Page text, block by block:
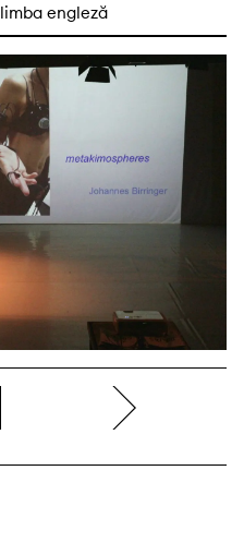
limba engleză